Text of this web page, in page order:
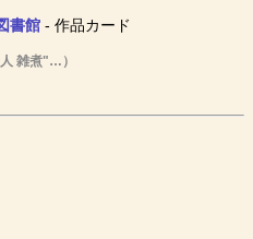
書館- 作品カード
雑煮"…）